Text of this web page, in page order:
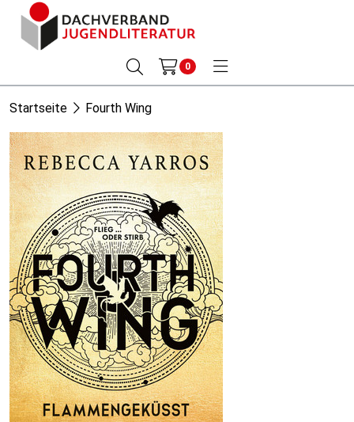
0
Startseite Fourth Wing